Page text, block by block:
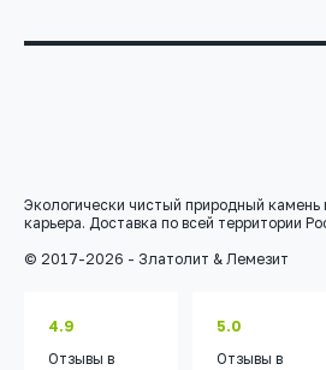
Экологически чистый природный
карьера. Доставка по всей территории
© 2017-2026 - Златолит & Лемезит
4.9
Отзывы в
5.0
Отзывы в